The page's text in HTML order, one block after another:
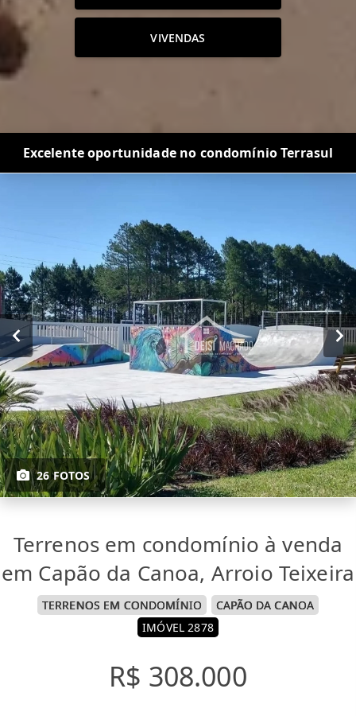
VIVENDAS
Excelente oportunidade no condomínio Terrasul
26 FOTOS
Terrenos em condomínio à venda
em Capão da Canoa, Arroio Teixeira
TERRENOS EM CONDOMÍNIO
CAPÃO DA CANOA
IMÓVEL 2878
R$ 308.000